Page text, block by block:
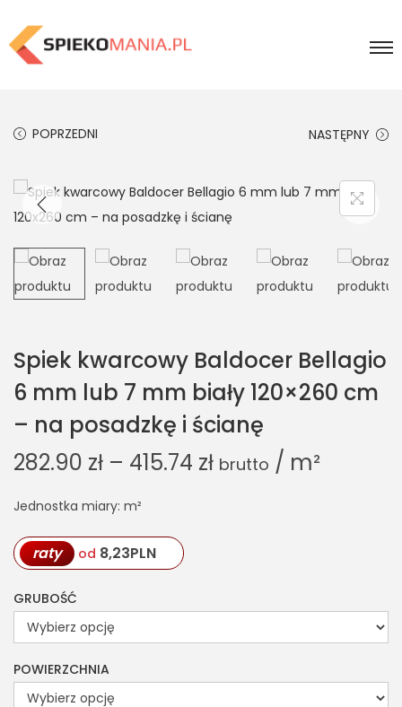
POPRZEDNI NASTĘPNY
Spiek kwarcowy Baldocer Bellagio
6 mm lub 7 mm biały 120×260 cm
– na posadzkę i ścianę
282.90 zł – 415.74 zł brutto / m²
Jednostka miary: m²
raty od 8,23PLN
GRUBOŚĆ
POWIERZCHNIA